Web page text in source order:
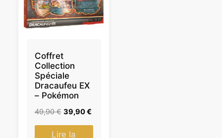
I
T
E
Coffret
Collection
Spéciale
Dracaufeu EX
– Pokémon
49,90€ L
p
39,90€L
Lire la